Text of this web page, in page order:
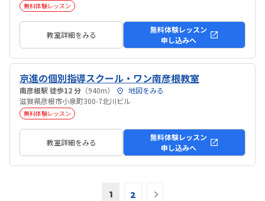
無料体験レッスン
教室詳細をみる
無料体験レッスン
申し込みへ
京進の個別指導スクール・ワン南彦根教室
南彦根駅 徒歩12 分 （940m）
地図をみる
滋賀県彦根市小泉町300-7北川ビル
無料体験レッスン
教室詳細をみる
無料体験レッスン
申し込みへ
1 2
次